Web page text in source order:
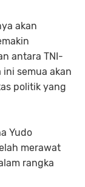
akan
antara TNI-
semua akan
politik yang
Yudo
merawat
rangka